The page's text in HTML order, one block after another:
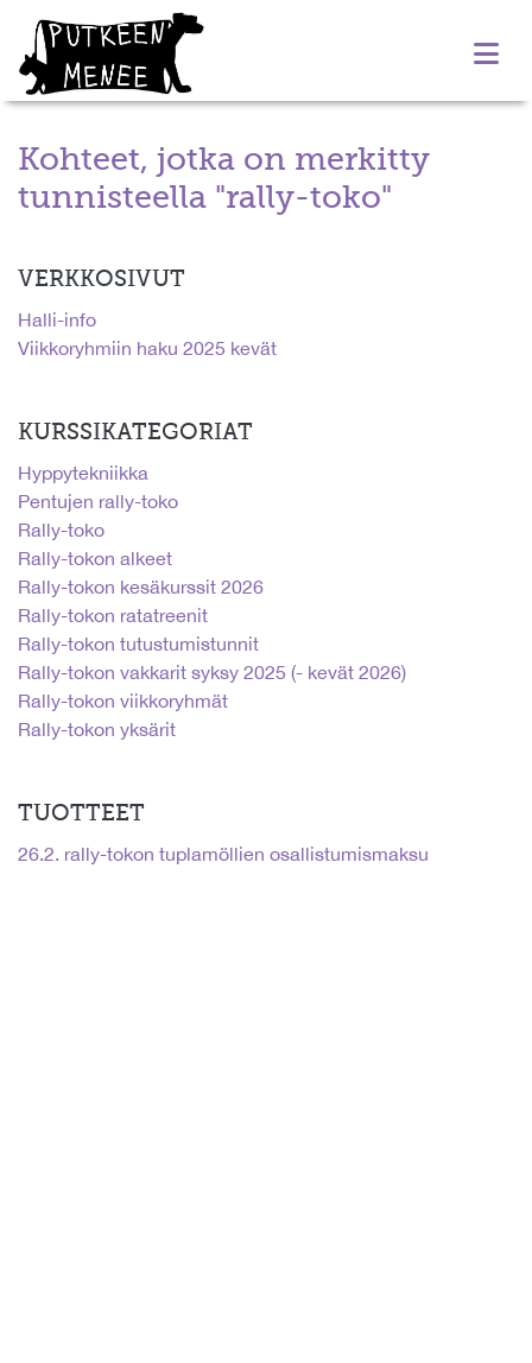
Kohteet, jotka on merkitty
tunnisteella "rally-toko"
VERKKOSIVUT
Halli-info
Viikkoryhmiin haku 2025 kevät
KURSSIKATEGORIAT
Hyppytekniikka
Pentujen rally-toko
Rally-toko
Rally-tokon alkeet
Rally-tokon kesäkurssit 2026
Rally-tokon ratatreenit
Rally-tokon tutustumistunnit
Rally-tokon vakkarit syksy 2025 (- kevät 2026)
Rally-tokon viikkoryhmät
Rally-tokon yksärit
TUOTTEET
26.2. rally-tokon tuplamöllien osallistumismaksu